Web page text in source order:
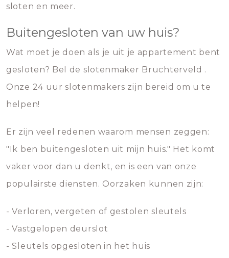
sloten en meer.
Buitengesloten van uw huis?
Wat moet je doen als je uit je appartement bent
gesloten? Bel de slotenmaker Bruchterveld .
Onze 24 uur slotenmakers zijn bereid om u te
helpen!
Er zijn veel redenen waarom mensen zeggen:
"Ik ben buitengesloten uit mijn huis." Het komt
vaker voor dan u denkt, en is een van onze
populairste diensten. Oorzaken kunnen zijn:
- Verloren, vergeten of gestolen sleutels
- Vastgelopen deurslot
- Sleutels opgesloten in het huis